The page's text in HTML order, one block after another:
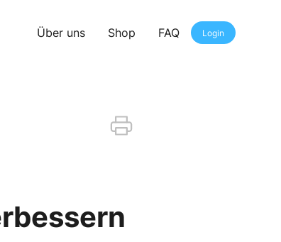
Über uns Shop FAQ Login